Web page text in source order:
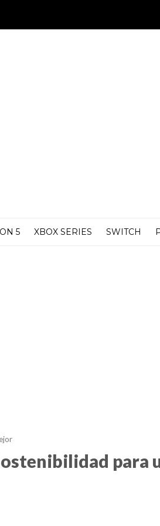
5 XBOX SERIES SWITCH
para